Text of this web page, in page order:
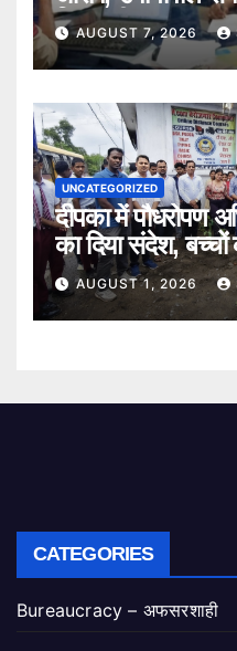
गिरफ्तारी।
AUGUST 7, 2026
UNCATEGORIZED
दीपका में पौधरोपण
का दिया संदेश, बच्चों
बताए।
AUGUST 1, 2026
CATEGORIES
Bureaucracy – अफसरशाही